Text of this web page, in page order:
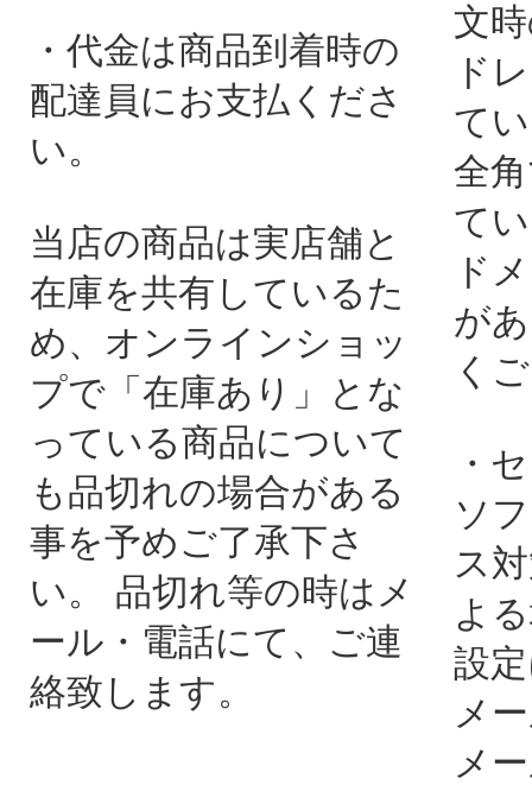
・代金は商品到着時の
配達員にお支払くださ
い。
当店の商品は実店舗と
在庫を共有しているた
め、オンラインショッ
プで「在庫あり」とな
っている商品について
も品切れの場合がある
事を予めご了承下さ
い。 品切れ等の時はメ
ール・電話にて、ご連
絡致します。
文
ド
て
全
て
ド
が
く
・
ソ
ス
よ
設
メ
メ